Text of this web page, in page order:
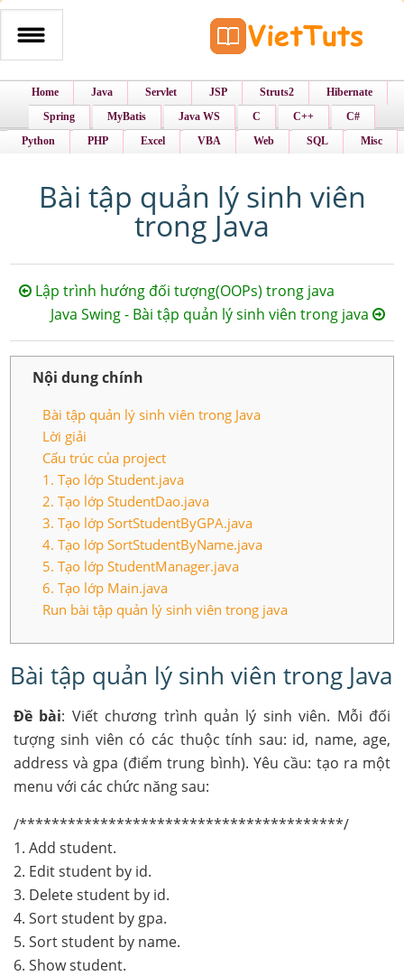
Home Java Servlet JSP Struts2
Hibernate
Spring
MyBatis Java WS C C++
C#
Python
PHP Excel VBA Web SQL Misc
Bài tập quản lý sinh viên
trong Java
Lập trình hướng đối tượng(OOPs) trong java
Java Swing - Bài tập quản lý sinh viên trong java
Nội dung chính
Bài tập quản lý sinh viên trong Java
Lời giải
Cấu trúc của project
1. Tạo lớp Student.java
2. Tạo lớp StudentDao.java
3. Tạo lớp SortStudentByGPA.java
4. Tạo lớp SortStudentByName.java
5. Tạo lớp StudentManager.java
6. Tạo lớp Main.java
Run bài tập quản lý sinh viên trong java
Bài tập quản lý sinh viên trong Java
Đề bài: Viết chương trình quản lý sinh viên. Mỗi đối
tượng sinh viên có các thuộc tính sau: id, name, age,
address và gpa (điểm trung bình). Yêu cầu: tạo ra một
menu với các chức năng sau:
/****************************************/
1. Add student.
2. Edit student by id.
3. Delete student by id.
4. Sort student by gpa.
5. Sort student by name.
6. Show student.